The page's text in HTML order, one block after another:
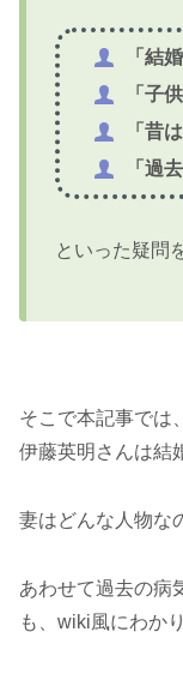
「結
「子
「昔
「過
といった疑問
そこで本記事では、
伊藤英明さんは結
妻はどんな人物な
あわせて過去の病
も、wiki風にわか